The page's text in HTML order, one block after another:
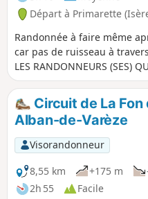
Départ à Primarette
Randonnée à faire même
car pas de ruisseau à
LES RANDONNEURS (SES)
PARCOURENT MES
pouvez mettre des photos
l'emplacement sur le circuit.
Circuit de La
Alban-de-Varèze
Visorandonneur
8,55 km
+175 m
2h 55
Facile